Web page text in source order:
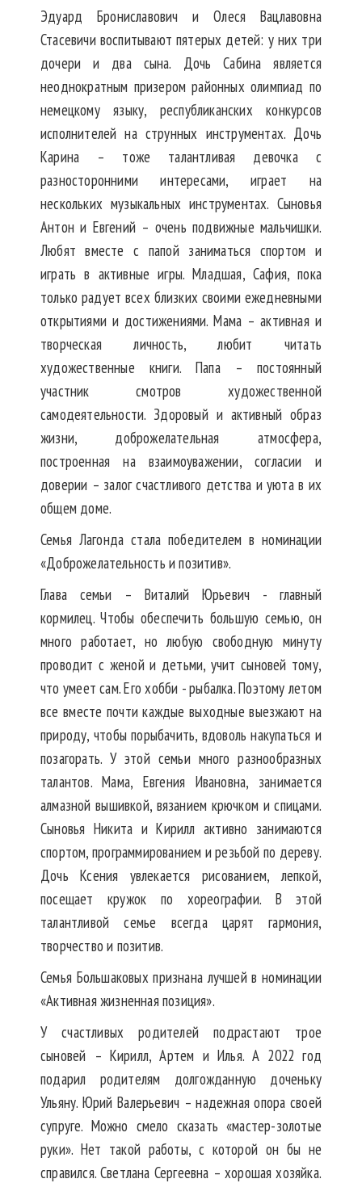
Эдуард Брониславович и Олеся Вацлавовна
Стасевичи воспитывают пятерых детей: у них три
дочери и два сына. Дочь Сабина является
неоднократным призером районных олимпиад по
немецкому языку, республиканских конкурсов
исполнителей на струнных инструментах. Дочь
Карина – тоже талантливая девочка с
разносторонними интересами, играет на
нескольких музыкальных инструментах. Сыновья
Антон и Евгений – очень подвижные мальчишки.
Любят вместе с папой заниматься спортом и
играть в активные игры. Младшая, Сафия, пока
только радует всех близких своими ежедневными
открытиями и достижениями. Мама – активная и
творческая личность, любит читать
художественные книги. Папа – постоянный
участник смотров художественной
самодеятельности. Здоровый и активный образ
жизни, доброжелательная атмосфера,
построенная на взаимоуважении, согласии и
доверии – залог счастливого детства и уюта в их
общем доме.
Семья Лагонда стала победителем в номинации
«Доброжелательность и позитив».
Глава семьи – Виталий Юрьевич - главный
кормилец. Чтобы обеспечить большую семью, он
много работает, но любую свободную минуту
проводит с женой и детьми, учит сыновей тому,
что умеет сам. Его хобби - рыбалка. Поэтому летом
все вместе почти каждые выходные выезжают на
природу, чтобы порыбачить, вдоволь накупаться и
позагорать. У этой семьи много разнообразных
талантов. Мама, Евгения Ивановна, занимается
алмазной вышивкой, вязанием крючком и спицами.
Сыновья Никита и Кирилл активно занимаются
спортом, программированием и резьбой по дереву.
Дочь Ксения увлекается рисованием, лепкой,
посещает кружок по хореографии. В этой
талантливой семье всегда царят гармония,
творчество и позитив.
Семья Большаковых признана лучшей в номинации
«Активная жизненная позиция».
У счастливых родителей подрастают трое
сыновей – Кирилл, Артем и Илья. А 2022 год
подарил родителям долгожданную доченьку
Ульяну. Юрий Валерьевич – надежная опора своей
супруге. Можно смело сказать «мастер-золотые
руки». Нет такой работы, с которой он бы не
справился. Светлана Сергеевна – хорошая хозяйка.